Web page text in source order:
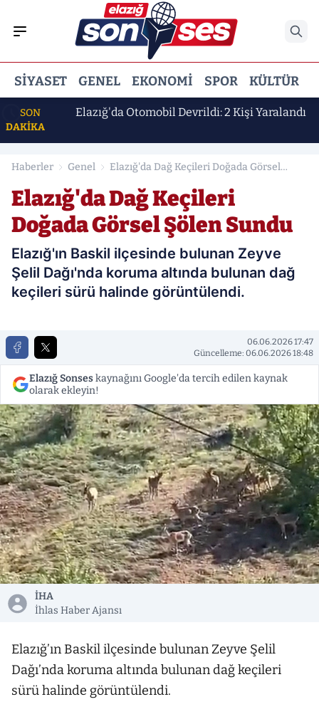
SIYASET GENEL EKONOMI SPOR KÜLTÜR
SON
DAKİKA
Elazığ'da Otomobil Devrildi: 2 Kişi Yaralandı
Haberler Genel
Elazığ'da Dağ Keçileri Doğada Görsel
Elazığ'da Dağ Keçileri
Doğada Görsel Şölen Sundu
Elazığ'ın Baskil ilçesinde bulunan Zeyve
Şelil Dağı'nda koruma altında bulunan dağ
keçileri sürü halinde görüntülendi.
06.06.2026 17:47
Güncelleme: 06.06.2026 18:48
Elazığ Sonseskaynağını Google'da tercih edilen kaynak
olarak ekleyin!
İHA
İhlas Haber Ajansı
Elazığ’ın Baskil ilçesinde bulunan Zeyve Şelil
Dağı’nda koruma altında bulunan dağ keçileri
sürü halinde görüntülendi.